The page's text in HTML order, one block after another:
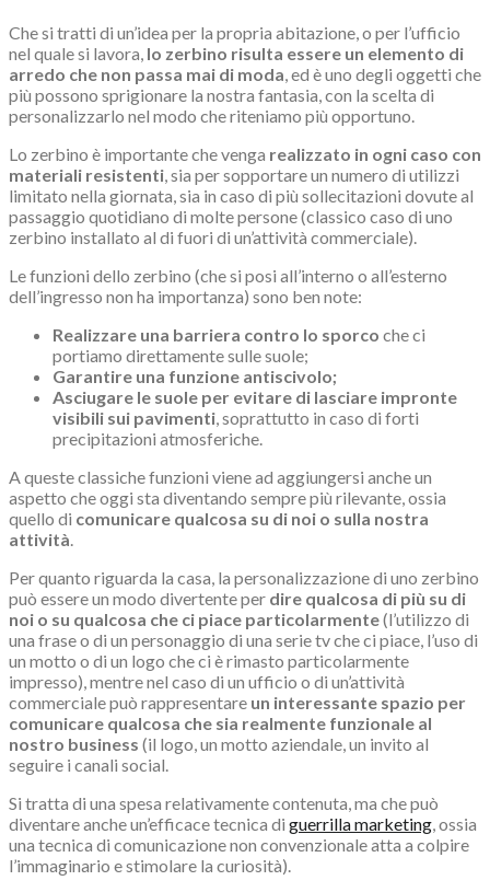
Che si tratti di un’idea per la propria abitazione, o per l’ufficio
nel quale si lavora, lo zerbino risulta essere un elemento di
arredo che non passa mai di moda , ed è uno degli oggetti che
più possono sprigionare la nostra fantasia, con la scelta di
personalizzarlo nel modo che riteniamo più opportuno.
Lo zerbino è importante che venga realizzato in ogni caso con
materiali resistenti , sia per sopportare un numero di utilizzi
limitato nella giornata, sia in caso di più sollecitazioni dovute al
passaggio quotidiano di molte persone (classico caso di uno
zerbino installato al di fuori di un’attività commerciale).
Le funzioni dello zerbino (che si posi all’interno o all’esterno
dell’ingresso non ha importanza) sono ben note:
Realizzare una barriera contro lo sporco che ci
portiamo direttamente sulle suole;
Garantire una funzione antiscivolo;
Asciugare le suole per evitare di lasciare impronte
visibili sui pavimenti , soprattutto in caso di forti
precipitazioni atmosferiche.
A queste classiche funzioni viene ad aggiungersi anche un
aspetto che oggi sta diventando sempre più rilevante, ossia
quello di comunicare qualcosa su di noi o sulla nostra
attività
Per quanto riguarda la casa, la personalizzazione di uno zerbino
può essere un modo divertente per dire qualcosa di più su di
noi o su qualcosa che ci piace particolarmente(l’utilizzo di
una frase o di un personaggio di una serie tv che ci piace, l’uso di
un motto o di un logo che ci è rimasto particolarmente
impresso), mentre nel caso di un ufficio o di un’attività
commerciale può rappresentare un interessante spazio per
comunicare qualcosa che sia realmente funzionale al
nostro business (il logo, un motto aziendale, un invito al
seguire i canali social.
Si tratta di una spesa relativamente contenuta, ma che può
diventare anche un’efficace tecnica di guerrilla marketing , ossia
una tecnica di comunicazione non convenzionale atta a colpire
l’immaginario e stimolare la curiosità).